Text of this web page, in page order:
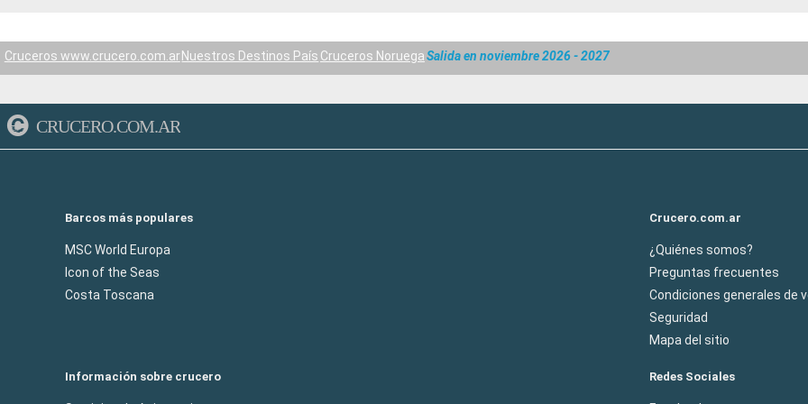
Cruceros www.crucero.com.ar Nuestros Destinos País Cruceros NoruegaSalida en noviembre 2026 - 2027
CRUCERO.COM.AR
Barcos más populares
MSC World Europa
Icon of the Seas
Costa Toscana
Crucero.com.ar
¿Quiénes somos?
Preguntas frecuentes
Condiciones generales de
Seguridad
Mapa del sitio
Información sobre crucero Redes Sociales